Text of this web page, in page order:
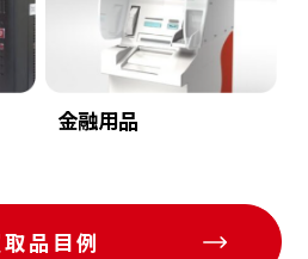
金融用品
取品目例